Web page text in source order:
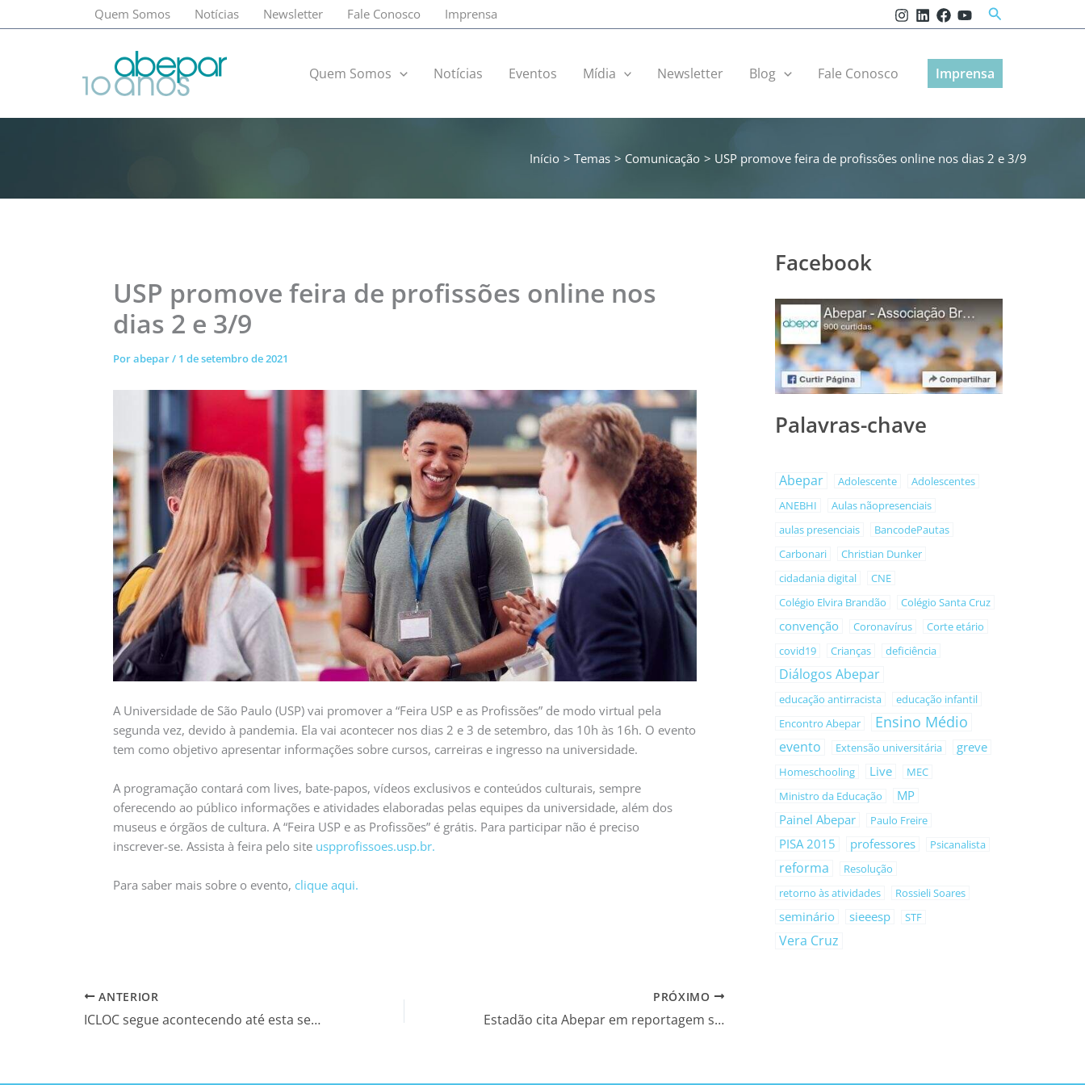
para
Quem Somos Notícias Newsletter Fale Conosco Imprensa Pesquisar
Quem Somos Notícias Eventos Mídia Newsletter Blog Fale Conosco Imprensa
Início Temas Comunicação USP promove feira de profissões online nos dias 2 e 3/9
USP promove feira de profissões online nos
dias 2 e 3/9
Porabepar/ 1 de setembro de 2021
A Universidade de São Paulo (USP) vai promover a “Feira USP e as Profissões” de modo virtual pela
segunda vez, devido à pandemia. Ela vai acontecer nos dias 2 e 3 de setembro, das 10h às 16h. O evento
tem como objetivo apresentar informações sobre cursos, carreiras e ingresso na universidade.
A programação contará com lives, bate-papos, vídeos exclusivos e conteúdos culturais, sempre
oferecendo ao público informações e atividades elaboradas pelas equipes da universidade, além dos
museus e órgãos de cultura. A “Feira USP e as Profissões” é grátis. Para participar não é preciso
inscrever-se. Assista à feira pelo site uspprofissoes.usp.br.
Para saber mais sobre o evento, clique aqui.
ANTERIOR
ICLOC segue acontecendo até esta sexta, dia 22/10
PRÓXIMO
Estadão cita Abepar em reportagem sobre protocolos de aula presencial contra a covid-19 no frio
Facebook
Palavras-chave
Abepar Adolescente
Adolescentes
ANEBHI
Aulas nãopresenciais
aulas presenciais
BancodePautas
Carbonari
Christian Dunker
cidadania digital
CNE
Colégio Elvira Brandão
Colégio Santa Cruz
convenção Coronavírus
Corte etário
covid19
Crianças deficiência
Diálogos Abepar
educação antirracista
educação infantil
Encontro Abepar
Ensino Médio
evento Extensão universitária greve
Homeschooling Live
MEC
Ministro da Educação
MP
Painel Abepar
Paulo Freire
PISA 2015 professores Psicanalista
reforma
Resolução
retorno às atividades
Rossieli Soares
seminário sieeesp STF
Vera Cruz